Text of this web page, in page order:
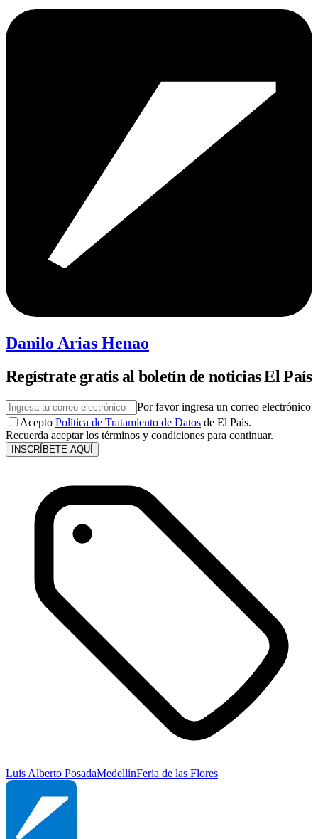
Danilo Arias Henao
Regístrate gratis al boletín de noticias El País
Por favor ingresa un correo electrónico
Acepto Política de Tratamiento de Datos de El País.
Recuerda aceptar los términos y condiciones para continuar.
INSCRÍBETE AQUÍ
Luis Alberto PosadaMedellínFeria de las Flores